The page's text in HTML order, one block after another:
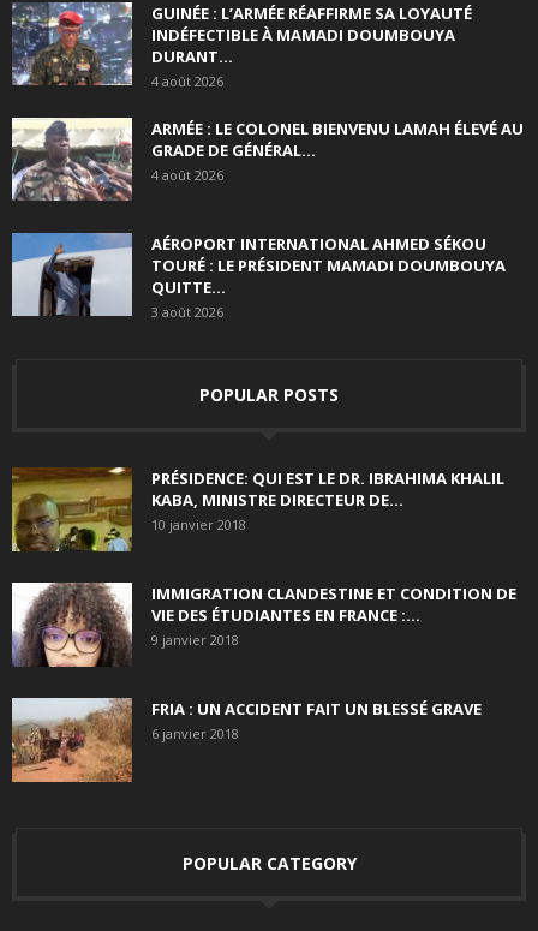
GUINÉE : L’ARMÉE RÉAFFIRME SA LOYAUTÉ
INDÉFECTIBLE À MAMADI DOUMBOUYA
DURANT...
4 août 2026
ARMÉE : LE COLONEL BIENVENU LAMAH ÉLEVÉ AU
GRADE DE GÉNÉRAL...
4 août 2026
AÉROPORT INTERNATIONAL AHMED SÉKOU
TOURÉ : LE PRÉSIDENT MAMADI DOUMBOUYA
QUITTE...
3 août 2026
POPULAR POSTS
PRÉSIDENCE: QUI EST LE DR. IBRAHIMA KHALIL
KABA, MINISTRE DIRECTEUR DE...
10 janvier 2018
IMMIGRATION CLANDESTINE ET CONDITION DE
VIE DES ÉTUDIANTES EN FRANCE :...
9 janvier 2018
FRIA : UN ACCIDENT FAIT UN BLESSÉ GRAVE
6 janvier 2018
POPULAR CATEGORY